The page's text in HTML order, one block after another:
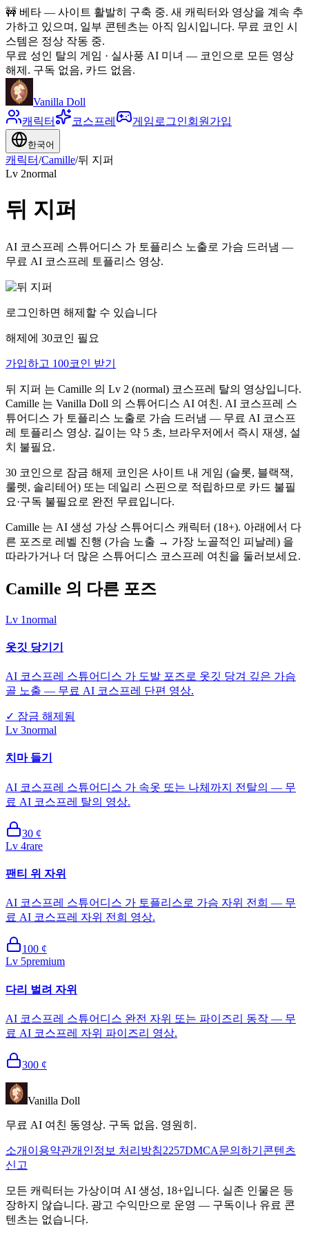
🚧 베타 — 사이트 활발히 구축 중. 새 캐릭터와 영상을 계속 추
가하고 있으며, 일부 콘텐츠는 아직 임시입니다. 무료 코인 시
스템은 정상 작동 중.
무료 성인 탈의 게임 · 실사풍 AI 미녀 — 코인으로 모든 영상
해제. 구독 없음, 카드 없음.
Vanilla Doll
캐릭터
코스프레 게임 로그인회원가입
한국어
캐릭터/Camille/뒤 지퍼
Lv 2normal
뒤 지퍼
AI 코스프레 스튜어디스 가 토플리스 노출로 가슴 드러냄 —
무료 AI 코스프레 토플리스 영상.
로그인하면 해제할 수 있습니다
해제에 30코인 필요
가입하고 100코인 받기
뒤 지퍼 는 Camille 의 Lv 2 (normal) 코스프레 탈의 영상입니다.
Camille 는 Vanilla Doll 의 스튜어디스 AI 여친. AI 코스프레 스
튜어디스 가 토플리스 노출로 가슴 드러냄 — 무료 AI 코스프
레 토플리스 영상. 길이는 약 5 초, 브라우저에서 즉시 재생, 설
치 불필요.
30 코인으로 잠금 해제 코인은 사이트 내 게임 (슬롯, 블랙잭,
룰렛, 솔리테어) 또는 데일리 스핀으로 적립하므로 카드 불필
요·구독 불필요로 완전 무료입니다.
Camille 는 AI 생성 가상 스튜어디스 캐릭터 (18+). 아래에서 다
른 포즈로 레벨 진행 (가슴 노출 → 가장 노골적인 피날레) 을
따라가거나 더 많은 스튜어디스 코스프레 여친을 둘러보세요.
Camille 의 다른 포즈
Lv 1normal
옷깃 당기기
AI 코스프레 스튜어디스 가 도발 포즈로 옷깃 당겨 깊은 가슴
골 노출 — 무료 AI 코스프레 단편 영상.
✓ 잠금 해제됨
Lv 3normal
치마 들기
AI 코스프레 스튜어디스 가 속옷 또는 나체까지 전탈의 — 무
료 AI 코스프레 탈의 영상.
30 ¢
Lv 4rare
팬티 위 자위
AI 코스프레 스튜어디스 가 토플리스로 가슴 자위 전희 — 무
료 AI 코스프레 자위 전희 영상.
100 ¢
Lv 5premium
다리 벌려 자위
AI 코스프레 스튜어디스 완전 자위 또는 파이즈리 동작 — 무
료 AI 코스프레 자위 파이즈리 영상.
300 ¢
Vanilla Doll
무료 AI 여친 동영상. 구독 없음. 영원히.
소개 이용약관개인정보 처리방침2257DMCA문의하기 콘텐츠
신고
모든 캐릭터는 가상이며 AI 생성, 18+입니다. 실존 인물은 등
장하지 않습니다. 광고 수익만으로 운영 — 구독이나 유료 콘
텐츠는 없습니다.